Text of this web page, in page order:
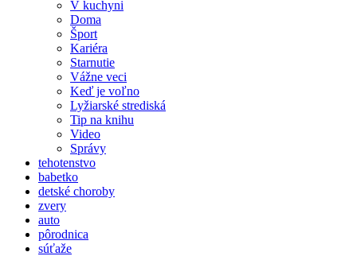
V kuchyni
Doma
Šport
Kariéra
Starnutie
Vážne veci
Keď je voľno
Lyžiarské strediská
Tip na knihu
Video
Správy
tehotenstvo
babetko
detské choroby
zvery
auto
pôrodnica
súťaže